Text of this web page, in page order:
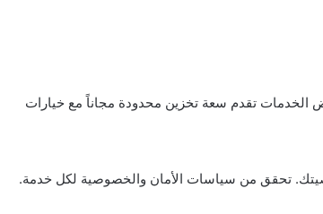
الخدمات تقدم سعة تخزين محدودة مجاناً مع خيارات
تحقق من سياسات الأمان والخصوصية لكل خدمة.